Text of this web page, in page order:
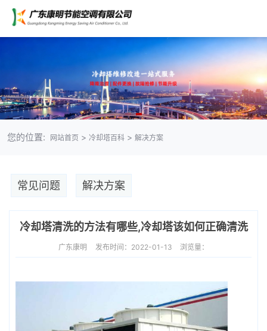
您的位置: 网站首页 > 冷却塔百科> 解决方案
常见问题 解决方案
冷却塔清洗的方法有哪些,冷却塔该如何正确清洗
广东康明 发布时间：2022-01-13 浏览量：